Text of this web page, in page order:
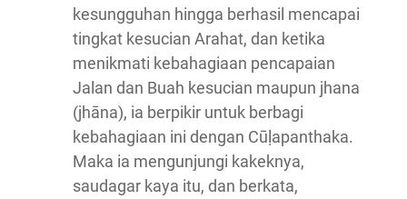
kesungguhan hingga berhasil mencapai
tingkat kesucian Arahat, dan ketika
menikmati kebahagiaan pencapaian
Jalan dan Buah kesucian maupun jhana
(jhāna), ia berpikir untuk berbagi
kebahagiaan ini dengan Cūḷapanthaka.
Maka ia mengunjungi kakeknya,
saudagar kaya itu, dan berkata,